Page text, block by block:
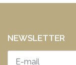
NEWSLETTER